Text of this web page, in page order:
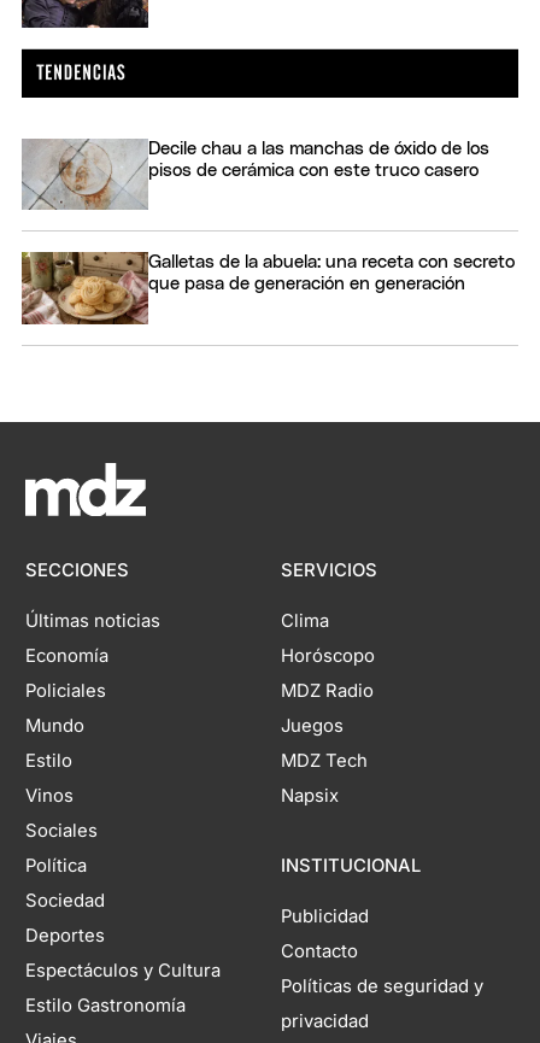
Decile chau a las manchas de óxido de los
pisos de cerámica con este truco casero
Galletas de la abuela: una receta con secreto
que pasa de generación en generación
SECCIONES
Últimas noticias
Economía
Policiales
Mundo
Estilo
Vinos
Sociales
Política
Sociedad
Deportes
Espectáculos y Cultura
Estilo Gastronomía
SERVICIOS
Clima
Horóscopo
MDZ Radio
Juegos
MDZ Tech
Napsix
INSTITUCIONAL
Publicidad
Contacto
Políticas de seguridad y
privacidad